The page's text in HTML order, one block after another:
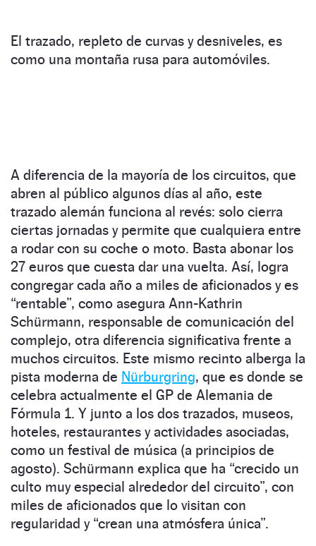
El trazado, repleto de curvas y desniveles, es
como una montaña rusa para automóviles.
A diferencia de la mayoría de los circuitos, que
abren al público algunos días al año, este
trazado alemán funciona al revés: solo cierra
ciertas jornadas y permite que cualquiera entre
a rodar con su coche o moto. Basta abonar los
27 euros que cuesta dar una vuelta. Así, logra
congregar cada año a miles de aficionados y es
“rentable”, como asegura Ann-Kathrin
Schürmann, responsable de comunicación del
complejo, otra diferencia significativa frente a
muchos circuitos. Este mismo recinto alberga la
pista moderna de Nürburgring, que es donde se
celebra actualmente el GP de Alemania de
Fórmula 1. Y junto a los dos trazados, museos,
hoteles, restaurantes y actividades asociadas,
como un festival de música (a principios de
agosto). Schürmann explica que ha “crecido un
culto muy especial alrededor del circuito”, con
miles de aficionados que lo visitan con
regularidad y “crean una atmósfera única”.